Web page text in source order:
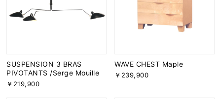
SUSPENSION 3 BRAS
PIVOTANTS /Serge Mouille
￥219,900
WAVE CHEST Maple
￥239,900